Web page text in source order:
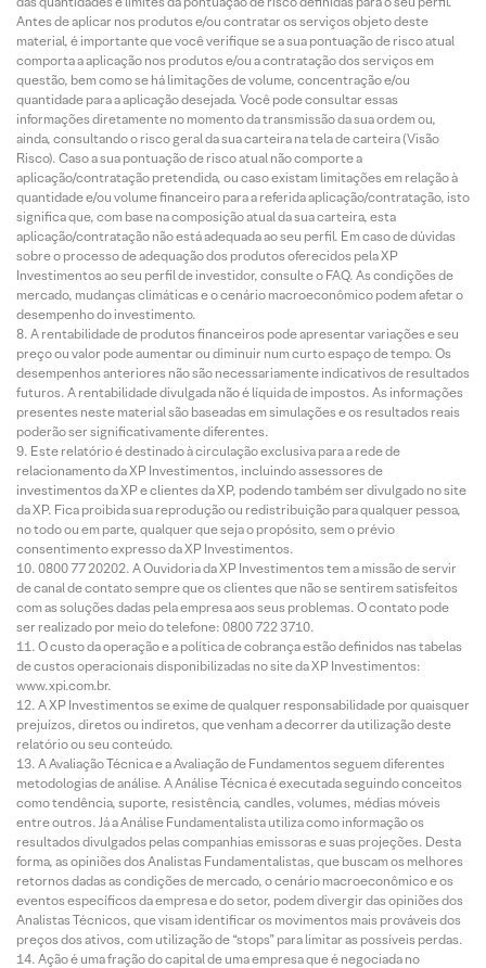
Antes de aplicar nos produtos e/ou contratar os serviços objeto deste
material, é importante que você verifique se a sua pontuação de risco atual
comporta a aplicação nos produtos e/ou a contratação dos serviços em
questão, bem como se há limitações de volume, concentração e/ou
quantidade para a aplicação desejada. Você pode consultar essas
informações diretamente no momento da transmissão da sua ordem ou,
ainda, consultando o risco geral da sua carteira na tela de carteira (Visão
Risco). Caso a sua pontuação de risco atual não comporte a
aplicação/contratação pretendida, ou caso existam limitações em relação à
quantidade e/ou volume financeiro para a referida aplicação/contratação, isto
significa que, com base na composição atual da sua carteira, esta
aplicação/contratação não está adequada ao seu perfil. Em caso de dúvidas
sobre o processo de adequação dos produtos oferecidos pela XP
Investimentos ao seu perfil de investidor, consulte o FAQ. As condições de
mercado, mudanças climáticas e o cenário macroeconômico podem afetar o
desempenho do investimento.
A rentabilidade de produtos financeiros pode apresentar variações e seu
preço ou valor pode aumentar ou diminuir num curto espaço de tempo. Os
desempenhos anteriores não são necessariamente indicativos de resultados
futuros. A rentabilidade divulgada não é líquida de impostos. As informações
presentes neste material são baseadas em simulações e os resultados reais
poderão ser significativamente diferentes.
Este relatório é destinado à circulação exclusiva para a rede de
relacionamento da XP Investimentos, incluindo assessores de
investimentos da XP e clientes da XP, podendo também ser divulgado no site
da XP. Fica proibida sua reprodução ou redistribuição para qualquer pessoa,
no todo ou em parte, qualquer que seja o propósito, sem o prévio
consentimento expresso da XP Investimentos.
0800 77 20202. A Ouvidoria da XP Investimentos tem a missão de servir
de canal de contato sempre que os clientes que não se sentirem satisfeitos
com as soluções dadas pela empresa aos seus problemas. O contato pode
ser realizado por meio do telefone: 0800 722 3710.
O custo da operação e a política de cobrança estão definidos nas tabelas
de custos operacionais disponibilizadas no site da XP Investimentos:
www.xpi.com.br.
A XP Investimentos se exime de qualquer responsabilidade por quaisquer
prejuízos, diretos ou indiretos, que venham a decorrer da utilização deste
relatório ou seu conteúdo.
A Avaliação Técnica e a Avaliação de Fundamentos seguem diferentes
metodologias de análise. A Análise Técnica é executada seguindo conceitos
como tendência, suporte, resistência, candles, volumes, médias móveis
entre outros. Já a Análise Fundamentalista utiliza como informação os
resultados divulgados pelas companhias emissoras e suas projeções. Desta
forma, as opiniões dos Analistas Fundamentalistas, que buscam os melhores
retornos dadas as condições de mercado, o cenário macroeconômico e os
eventos específicos da empresa e do setor, podem divergir das opiniões dos
Analistas Técnicos, que visam identificar os movimentos mais prováveis dos
preços dos ativos, com utilização de “stops” para limitar as possíveis perdas.
Ação é uma fração do capital de uma empresa que é negociada no